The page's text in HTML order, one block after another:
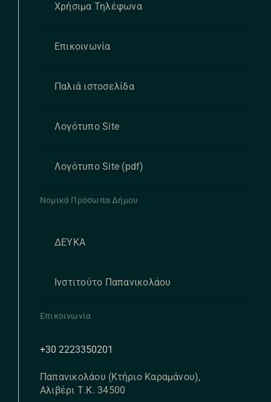
Χρήσιμα Τηλέφωνα
Επικοινωνία
Παλιά ιστοσελίδα
Λογότυπο Site
Λογότυπο Site (pdf)
Νομικά Πρόσωπα Δήμου
ΔΕΥΚΑ
Ινστιτούτο Παπανικολάου
Επικοινωνία
+30 2223350201
Παπανικολάου (Κτήριο Καραμάνου),
Αλιβέρι Τ.Κ. 34500